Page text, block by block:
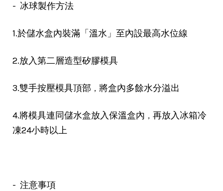
- 冰球製作方法
1.於儲水盒內裝滿「溫水」至內設最高水位線
2.放入第二層造型矽膠模具
3.雙手按壓模具頂部 ， 將盒內多餘水分溢出
4.將模具連同儲水盒放入保溫盒內 ， 再放入冰箱冷
凍24小時以上
- 注意事項